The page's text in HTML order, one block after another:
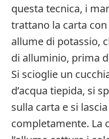
questa tecnica, i
trattano la carta
allume di potassio,
di alluminio, prima
Si scioglie un
d’acqua tiepida, si
sulla carta e si
completamente. La